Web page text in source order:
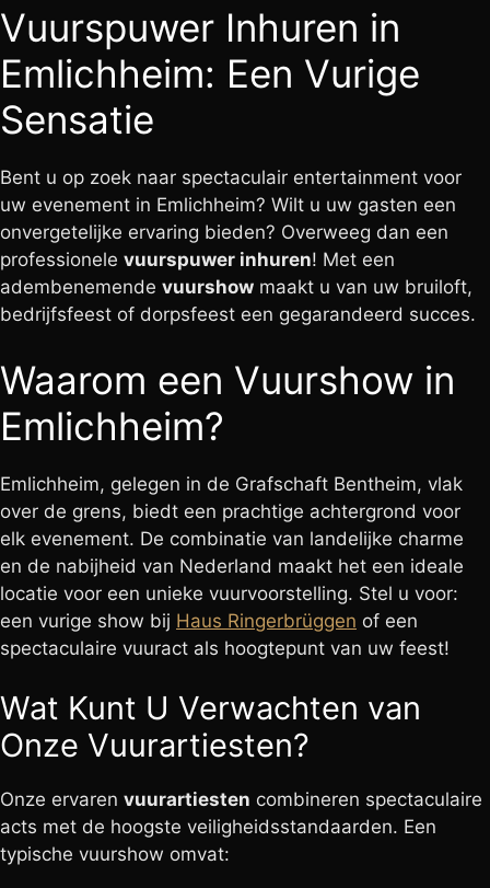
Vuurspuwer Inhuren in
Emlichheim: Een Vurige
Sensatie
Bent u op zoek naar spectaculair entertainment voor
uw evenement in Emlichheim? Wilt u uw gasten een
onvergetelijke ervaring bieden? Overweeg dan een
professionele vuurspuwer inhuren! Met een
adembenemende vuurshow maakt u van uw bruiloft,
bedrijfsfeest of dorpsfeest een gegarandeerd succes.
Waarom een Vuurshow in
Emlichheim?
Emlichheim, gelegen in de Grafschaft Bentheim, vlak
over de grens, biedt een prachtige achtergrond voor
elk evenement. De combinatie van landelijke charme
en de nabijheid van Nederland maakt het een ideale
locatie voor een unieke vuurvoorstelling. Stel u voor:
een vurige show bij Haus Ringerbrüggen of een
spectaculaire vuuract als hoogtepunt van uw feest!
Wat Kunt U Verwachten van
Onze Vuurartiesten?
Onze ervaren vuurartiesten combineren spectaculaire
acts met de hoogste veiligheidsstandaarden. Een
typische vuurshow omvat: